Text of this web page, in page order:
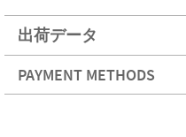
出荷データ
PAYMENT METHODS